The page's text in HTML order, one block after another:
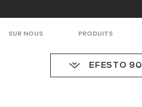
SUR NOUS PRODUITS
EFESTO 90